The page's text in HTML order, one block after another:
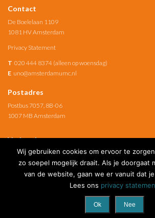
Contact
De Boelelaan 1109
1081 HV Amsterdam
Privacy Statement
T 020 444 8374 (alleen op woensdag)
E uno@amsterdamumc.nl
Postadres
Postbus 7057, 8B-06
1007 MB Amsterdam
Verbonden met
Amsterdam UMC
Social Media
Wij gebruiken cookies om ervoor te
zo soepel mogelijk draait. Als je doorgaat
van de website, gaan we er vanuit dat
Lees ons privacy
Ok Nee